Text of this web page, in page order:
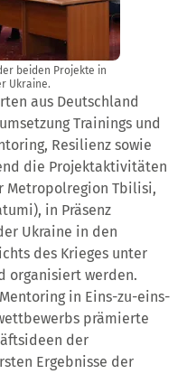
aus Deutschland
Trainings und
Resilienz sowie
die Projektaktivitäten
Metropolregion Tbilisi,
in Präsenz
Ukraine in den
des Krieges unter
organisiert werden.
in Eins-zu-eins-
prämierte
der
Ergebnisse der
beiden Projekte in
Ukraine.